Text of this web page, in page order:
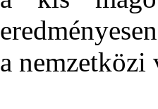
a nemzetközi